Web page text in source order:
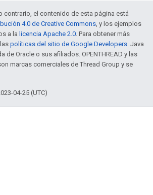
contrario, el contenido de esta página está
4.0 de Creative Commons, y los ejemplos
a la licencia Apache 2.0. Para obtener más
políticas del sitio de Google Developers. Java
de Oracle o sus afiliados. OPENTHREAD y las
marcas comerciales de Thread Group y se
04-25 (UTC)